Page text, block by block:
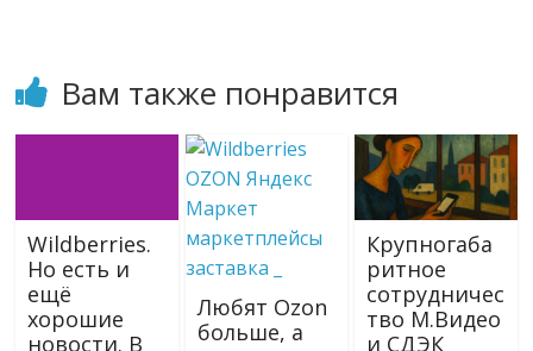
Вам также понравится
Wildberries.
Но есть и
ещё
хорошие
новости. В
Любят Ozon
больше, а
Крупногаба
ритное
сотрудничес
тво М.Видео
и СДЭК